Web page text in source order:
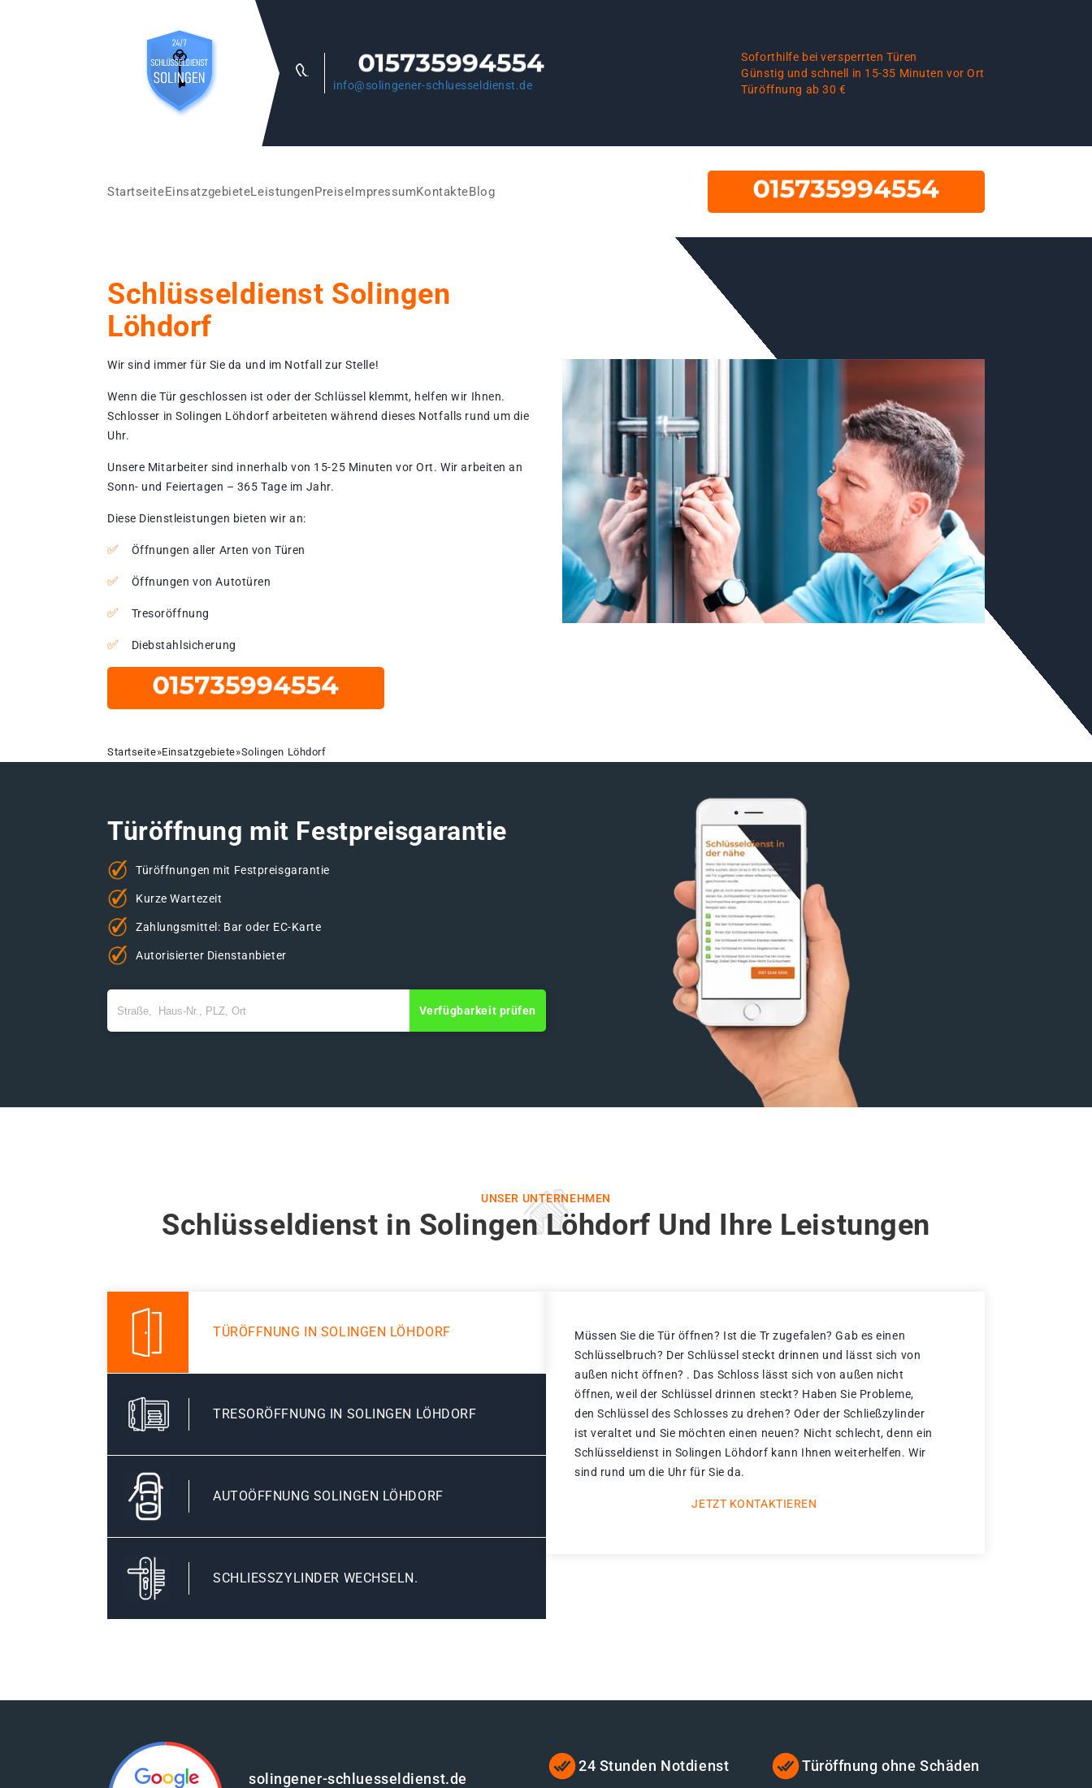
info@solingener-schluesseldienst.de
Soforthilfe bei versperrten Türen
Günstig und schnell in 15-35 Minuten vor Ort
Türöffnung ab 30 €
StartseiteEinsatzgebieteLeistungenPreiseImpressumKontakteBlog
Schlüsseldienst Solingen
Löhdorf
Wir sind immer für Sie da und im Notfall zur Stelle!
Wenn die Tür geschlossen ist oder der Schlüssel klemmt, helfen wir Ihnen.
Schlosser in Solingen Löhdorf arbeiteten während dieses Notfalls rund um die
Uhr.
Unsere Mitarbeiter sind innerhalb von 15-25 Minuten vor Ort. Wir arbeiten an
Sonn- und Feiertagen – 365 Tage im Jahr.
Diese Dienstleistungen bieten wir an:
Öffnungen aller Arten von Türen
Öffnungen von Autotüren
Tresoröffnung
Diebstahlsicherung
Startseite»Einsatzgebiete»Solingen Löhdorf
Türöffnung mit Festpreisgarantie
Türöffnungen mit Festpreisgarantie
Kurze Wartezeit
Zahlungsmittel: Bar oder EC-Karte
Autorisierter Dienstanbieter
Verfügbarkeit prüfen
UNSER UNTERNEHMEN
Schlüsseldienst in Solingen Löhdorf Und Ihre Leistungen
TÜRÖFFNUNG IN SOLINGEN LÖHDORF
TRESORÖFFNUNG IN SOLINGEN LÖHDORF
AUTOÖFFNUNG SOLINGEN LÖHDORF
SCHLIESSZYLINDER WECHSELN.
Müssen Sie die Tür öffnen? Ist die Tr zugefalen? Gab es einen
Schlüsselbruch? Der Schlüssel steckt drinnen und lässt sich von
außen nicht öffnen? . Das Schloss lässt sich von außen nicht
öffnen, weil der Schlüssel drinnen steckt? Haben Sie Probleme,
den Schlüssel des Schlosses zu drehen? Oder der Schließzylinder
ist veraltet und Sie möchten einen neuen? Nicht schlecht, denn ein
Schlüsseldienst in Solingen Löhdorf kann Ihnen weiterhelfen. Wir
sind rund um die Uhr für Sie da.
JETZT KONTAKTIEREN
solingener-schluesseldienst.de
24 Stunden Notdienst Türöffnung ohne Schäden